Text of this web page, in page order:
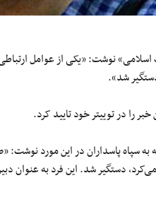
اسلامی» نوشت: «یکی از عوامل
شد».
به سپاه پاسداران در این مورد
دستگیر شد. این فرد به عنوان